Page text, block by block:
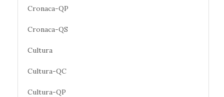
Cronaca-QP
Cronaca-QS
Cultura
Cultura-QC
Cultura-QP